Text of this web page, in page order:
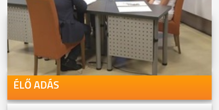
Videóink megtekinthetőek
Youtube-csatornánkon is!
ÉLŐ ADÁS